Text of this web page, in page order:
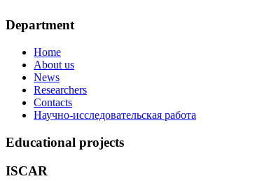
Department
Home
About us
News
Researchers
Contacts
Научно-исследовательская работа
Educational projects
ISCAR